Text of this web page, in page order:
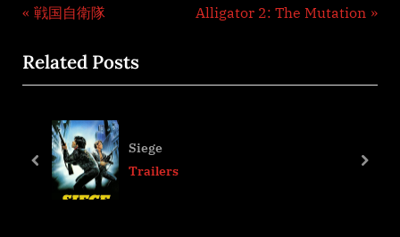
Navigation
de
l’article
P
e
v
u
戦国自衛隊
N
t
Alligator 2: The Mutation
Related Posts
Trailers
prev next